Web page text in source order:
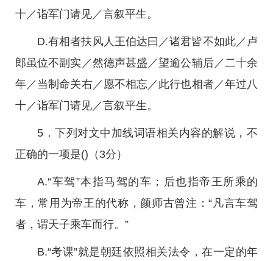
十／诣军门请见／言叙平生。
D.有相者扶风人王伯达曰／诸君皆不如此／卢
郎虽位不副实／然德声甚盛／望逾公辅后／二十余
年／当制命关右／愿不相忘／此行也相者／年过八
十／诣军门请见／言叙平生。
5．下列对文中加线词语相关内容的解说，不
正确的一项是()（3分）
A.“车驾”本指马驾的车；后也指帝王所乘的
车，常用为帝王的代称，颜师古曾注：“凡言车驾
者，谓天子乘车而行。”
B.“考课”就是朝廷依照相关法令，在一定的年